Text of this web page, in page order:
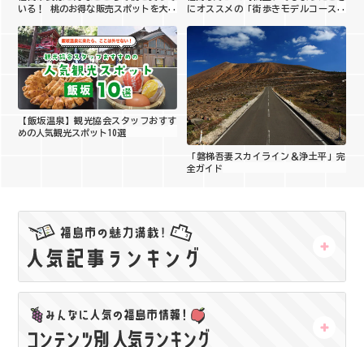
いる！ 桃のお得な販売スポットを大公
にオススメの「街歩きモデルコース」
【飯坂温泉】観光協会スタッフおすす
めの人気観光スポット10選
「磐梯吾妻スカイライン＆浄土平」完
全ガイド